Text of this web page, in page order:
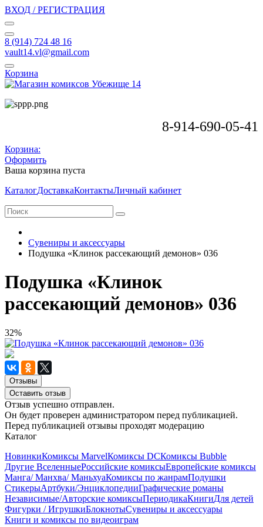
ВХОД / РЕГИСТРАЦИЯ
8 (914) 724 48 16
vault14.vl@gmail.com
Корзина
8-914-690-05-41
Корзина:
Оформить
Ваша корзина пуста
КаталогДоставкаКонтактыЛичный кабинет
Сувениры и аксессуары
Подушка «Клинок рассекающий демонов» 036
Подушка «Клинок
рассекающий демонов» 036
32%
Отзывы
Оставить отзыв
Отзыв успешно отправлен.
Он будет проверен администратором перед публикацией.
Перед публикацией отзывы проходят модерацию
Каталог
НовинкиКомиксы MarvelКомиксы DCКомиксы Bubble
Другие ВселенныеРоссийские комиксыЕвропейские комиксы
Манга/ Манхва/ МаньхуаКомиксы по жанрамПодушки
СтикерыАртбуки/ЭнциклопедииГрафические романы
Независимые/Авторские комиксыПериодикаКнигиДля детей
Фигурки / ИгрушкиБлокнотыСувениры и аксессуары
Книги и комиксы по видеоиграм